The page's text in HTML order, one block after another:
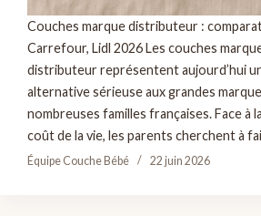
Couches marque distributeur :
Carrefour, Lidl 2026 Les couches
distributeur représentent aujourd’hui
alternative sérieuse aux grandes
nombreuses familles françaises. Face à
coût de la vie, les parents cherchent à
Équipe Couche Bébé 22 juin 2026